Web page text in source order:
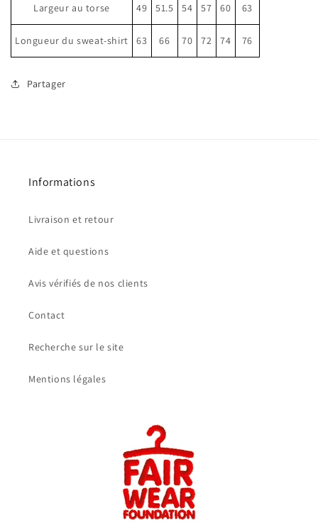
Largeur au torse 49 51.5 54 57 60 63
Longueur du sweat-shirt 63 66 70 72 74 76
Partager
Informations
Livraison et retour
Aide et questions
Avis vérifiés de nos clients
Contact
Recherche sur le site
Mentions légales